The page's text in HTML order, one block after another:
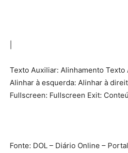
Texto Auxiliar: Alinhamento Texto
Alinhar à esquerda: Alinhar à
Fullscreen: Fullscreen Exit:
Fonte: DOL – Diário Online –